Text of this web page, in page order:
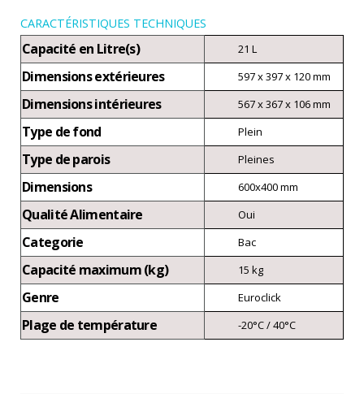
CARACTÉRISTIQUES TECHNIQUES
Capacité en Litre(s) 21 L
Dimensions extérieures 597 x 397 x 120 mm
Dimensions intérieures 567 x 367 x 106 mm
Type de fond Plein
Type de parois Pleines
Dimensions 600x400 mm
Qualité Alimentaire Oui
Categorie Bac
Capacité maximum (kg) 15 kg
Genre Euroclick
Plage de température -20°C / 40°C